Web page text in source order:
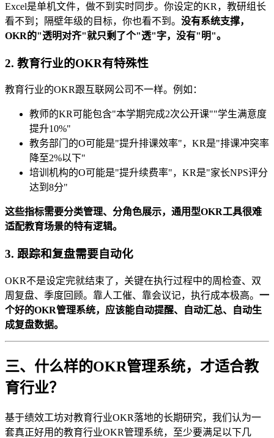
Excel是单机文件，做不到实时同步。你设定的KR，教研组长
看不到；隔壁年级的目标，你也看不到。 没有系统支撑，
OKR的"透明对齐"就只剩了个"透"字，没有"明"。
2. 教育行业的OKR有特殊性
教育行业的OKR跟互联网公司不一样。例如：
教师的KR可能包含"本学期完成2次公开课""学生满意度
提升10%"
教务部门的O可能是"提升排课效率"，KR是"排课冲突率
降至2%以下"
培训机构的O可能是"提升续费率"，KR是"家长NPS评分
达到8分"
这些指标需要分类管理、分角色展示，通用型OKR工具很难
适配教育场景的特有逻辑。
3. 跟踪和复盘需要自动化
OKR不是设定完就结束了，关键在执行过程中的周检查、双
周复盘、季度回顾。靠人工催、靠会议记，执行成本极高。 一
个好的OKR管理系统，应该能自动提醒、自动汇总、自动生
成复盘数据。
三、什么样的OKR管理系统，才适合教
育行业？
基于绩效工坊对教育行业OKR落地的长期研究，我们认为一
套真正好用的教育行业OKR管理系统，至少要满足以下几